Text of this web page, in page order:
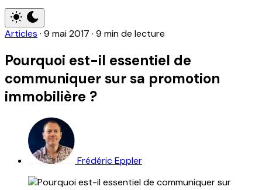
Articles · 9 mai 2017 · 9 min de lecture
Pourquoi est-il essentiel de
communiquer sur sa promotion
immobilière ?
Frédéric Eppler